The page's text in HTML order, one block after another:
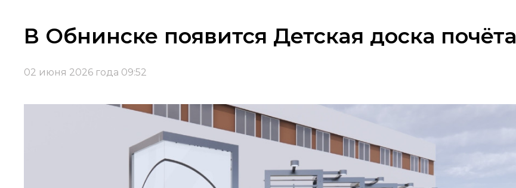
В Обнинске появится Детская доска почёта
02 июня 2026 года 09:52